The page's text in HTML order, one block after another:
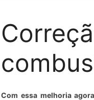
Com essa melhoria